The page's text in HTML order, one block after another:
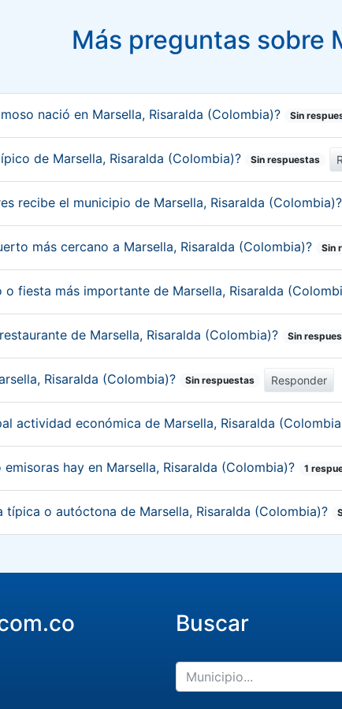
Más preguntas sobre
nació en Marsella, Risaralda (Colombia)? Sin
de Marsella, Risaralda (Colombia)? Sin respuestas
recibe el municipio de Marsella, Risaralda (Colombia)?
más cercano a Marsella, Risaralda (Colombia)? Sin
o fiesta más importante de Marsella, Risaralda
de Marsella, Risaralda (Colombia)? Sin
Risaralda (Colombia)? Sin respuestas Responder
actividad económica de Marsella, Risaralda
hay en Marsella, Risaralda (Colombia)? 1
típica o autóctona de Marsella, Risaralda (Colombia)?
Buscar